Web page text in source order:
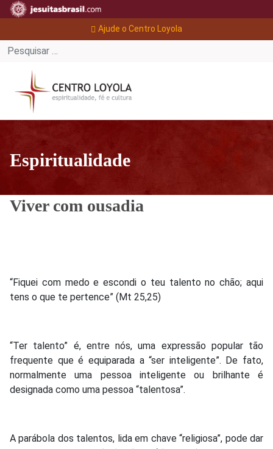
Ajude o Centro Loyola
Espiritualidade
Viver com ousadia
“Fiquei com medo e escondi o teu talento no chão; aqui
tens o que te pertence” (Mt 25,25)
“Ter talento” é, entre nós, uma expressão popular tão
frequente que é equiparada a “ser inteligente”. De fato,
normalmente uma pessoa inteligente ou brilhante é
designada como uma pessoa “talentosa”.
A parábola dos talentos, lida em chave “religiosa”, pode dar